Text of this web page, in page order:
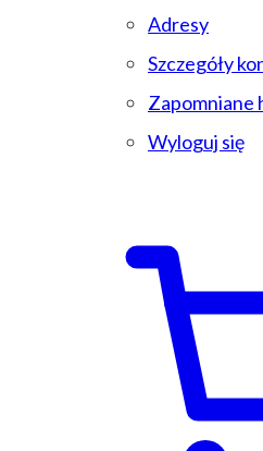
Adresy
Szczegóły
Zapomniane
Wyloguj się